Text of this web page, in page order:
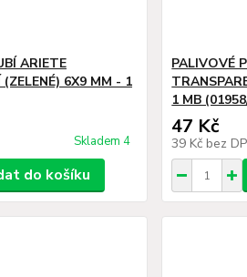
ARIETE
6X9 MM - 1
Skladem 4
do košíku
PALIVOVÉ
1 MB
47 Kč
39 Kč bez